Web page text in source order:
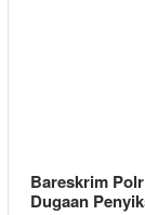
Bareskrim
Dugaan